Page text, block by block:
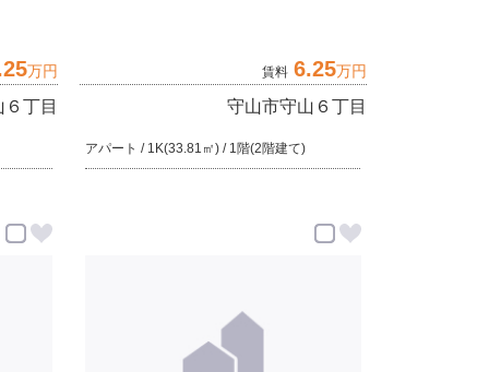
丁目
万円
守山市守山６丁目
賃料 6.25万円
アパート / 1K(33.81㎡) / 1階(2階建て)